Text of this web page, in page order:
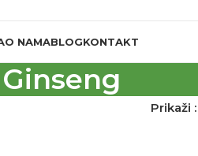
O NAMABLOGKONTAKT
Ginseng
Prikaži